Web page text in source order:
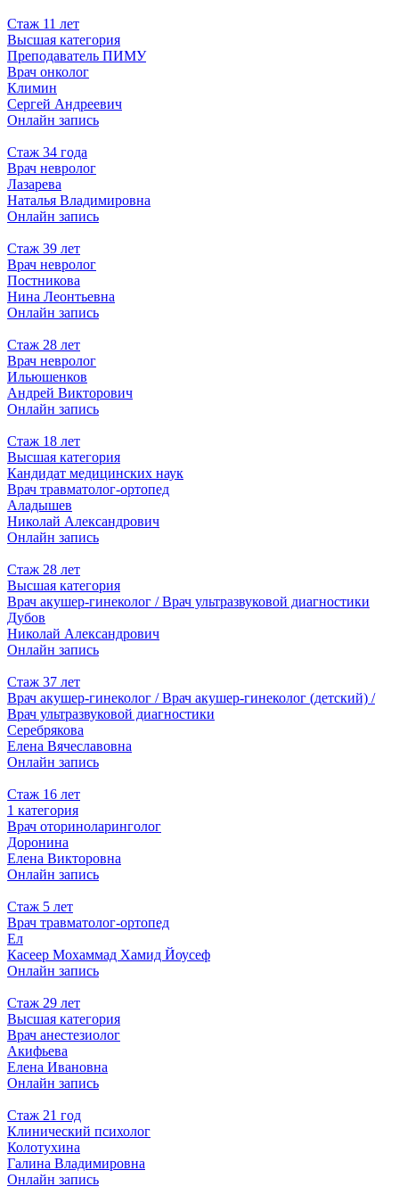
Стаж 11 лет
Высшая категория
Преподаватель ПИМУ
Врач онколог
Климин
Сергей Андреевич
Онлайн запись
Стаж 34 года
Врач невролог
Лазарева
Наталья Владимировна
Онлайн запись
Стаж 39 лет
Врач невролог
Постникова
Нина Леонтьевна
Онлайн запись
Стаж 28 лет
Врач невролог
Ильюшенков
Андрей Викторович
Онлайн запись
Стаж 18 лет
Высшая категория
Кандидат медицинских наук
Врач травматолог-ортопед
Аладышев
Николай Александрович
Онлайн запись
Стаж 28 лет
Высшая категория
Врач акушер-гинеколог / Врач ультразвуковой диагностики
Дубов
Николай Александрович
Онлайн запись
Стаж 37 лет
Врач акушер-гинеколог / Врач акушер-гинеколог (детский) /
Врач ультразвуковой диагностики
Серебрякова
Елена Вячеславовна
Онлайн запись
Стаж 16 лет
1 категория
Врач оториноларинголог
Доронина
Елена Викторовна
Онлайн запись
Стаж 5 лет
Врач травматолог-ортопед
Ел
Касеер Мохаммад Хамид Йоусеф
Онлайн запись
Стаж 29 лет
Высшая категория
Врач анестезиолог
Акифьева
Елена Ивановна
Онлайн запись
Стаж 21 год
Клинический психолог
Колотухина
Галина Владимировна
Онлайн запись